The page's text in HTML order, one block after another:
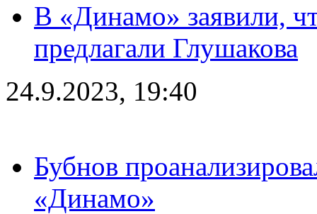
В «Динамо» заявили,
предлагали Глушакова
24.9.2023, 19:40
Бубнов
«Динамо»